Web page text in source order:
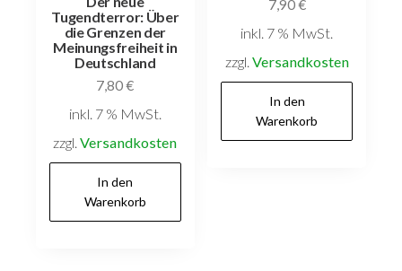
Tugendterror: Über
die Grenzen der
Meinungsfreiheit in
Deutschland
7,80€
inkl. 7 % MwSt.
zzgl.Versandkosten
In den
Warenkorb
7,90€
inkl. 7 % MwSt.
zzgl. Versandkosten
In den
Warenkorb